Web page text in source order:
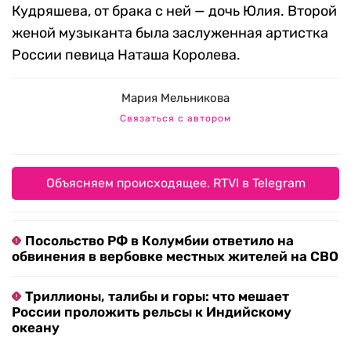
Кудряшева, от брака с ней — дочь Юлия. Второй
женой музыканта была заслуженная артистка
России певица Наташа Королева.
Мария Мельникова
Связаться с автором
Объясняем происходящее. RTVI в Telegram
Посольство РФ в Колумбии ответило на
обвинения в вербовке местных жителей на СВО
Триллионы, талибы и горы: что мешает
России проложить рельсы к Индийскому
океану